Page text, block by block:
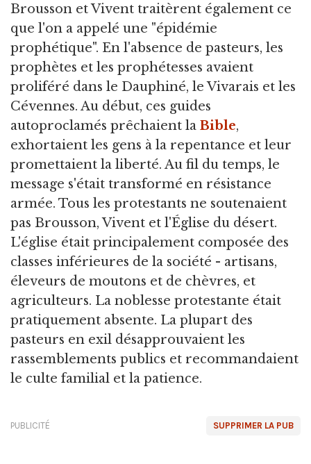
Brousson et Vivent traitèrent également ce
que l'on a appelé une "épidémie
prophétique". En l'absence de pasteurs, les
prophètes et les prophétesses avaient
proliféré dans le Dauphiné, le Vivarais et les
Cévennes. Au début, ces guides
autoproclamés prêchaient la Bible,
exhortaient les gens à la repentance et leur
promettaient la liberté. Au fil du temps, le
message s'était transformé en résistance
armée. Tous les protestants ne soutenaient
pas Brousson, Vivent et l'Église du désert.
L'église était principalement composée des
classes inférieures de la société - artisans,
éleveurs de moutons et de chèvres, et
agriculteurs. La noblesse protestante était
pratiquement absente. La plupart des
pasteurs en exil désapprouvaient les
rassemblements publics et recommandaient
le culte familial et la patience.
SUPPRIMER LA PUB
PUBLICITÉ